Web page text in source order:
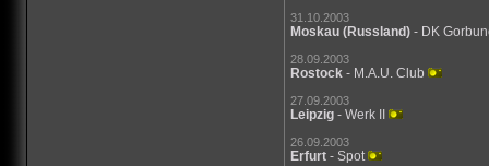
31.10.2003
Moskau (Russland) - DK
28.09.2003
Rostock - M.A.U. Club
27.09.2003
Leipzig - Werk II
26.09.2003
Erfurt - Spot